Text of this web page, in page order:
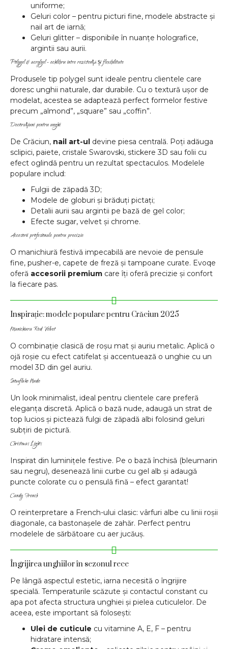
uniforme;
Geluri color – pentru picturi fine, modele abstracte și
nail art de iarnă;
Geluri glitter – disponibile în nuanțe holografice,
argintii sau aurii.
Polygel & acrylgel – echilibru între rezistență și flexibilitate
Produsele tip polygel sunt ideale pentru clientele care
doresc unghii naturale, dar durabile. Cu o textură ușor de
modelat, acestea se adaptează perfect formelor festive
precum „almond”, „square” sau „coffin”.
Decorațiuni pentru unghii
De Crăciun, nail art-ul devine piesa centrală. Poți adăuga
sclipici, paiete, cristale Swarovski, stickere 3D sau folii cu
efect oglindă pentru un rezultat spectaculos. Modelele
populare includ:
Fulgii de zăpadă 3D;
Modele de globuri și brăduți pictați;
Detalii aurii sau argintii pe bază de gel color;
Efecte sugar, velvet și chrome.
Accesorii profesionale pentru precizie
O manichiură festivă impecabilă are nevoie de pensule
fine, pusher-e, capete de freză și tampoane curate. Evoqe
oferă accesorii premium care îți oferă precizie și confort
la fiecare pas.
Inspirație: modele populare pentru Crăciun 2025
Manichiura Red Velvet
O combinație clasică de roșu mat și auriu metalic. Aplică o
ojă roșie cu efect catifelat și accentuează o unghie cu un
model 3D din gel auriu.
Snowflake Nude
Un look minimalist, ideal pentru clientele care preferă
eleganța discretă. Aplică o bază nude, adaugă un strat de
top lucios și pictează fulgi de zăpadă albi folosind geluri
subțiri de pictură.
Christmas Lights
Inspirat din luminițele festive. Pe o bază închisă (bleumarin
sau negru), desenează linii curbe cu gel alb și adaugă
puncte colorate cu o pensulă fină – efect garantat!
Candy French
O reinterpretare a French-ului clasic: vârfuri albe cu linii roșii
diagonale, ca bastonașele de zahăr. Perfect pentru
modelele de sărbătoare cu aer jucăuș.
Îngrijirea unghiilor în sezonul rece
Pe lângă aspectul estetic, iarna necesită o îngrijire
specială. Temperaturile scăzute și contactul constant cu
apa pot afecta structura unghiei și pielea cuticulelor. De
aceea, este important să folosești:
Ulei de cuticule cu vitamine A, E, F – pentru
hidratare intensă;